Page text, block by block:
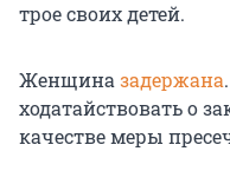
трое своих детей.
Женщиназадержана
ходатайствовать о
качестве меры